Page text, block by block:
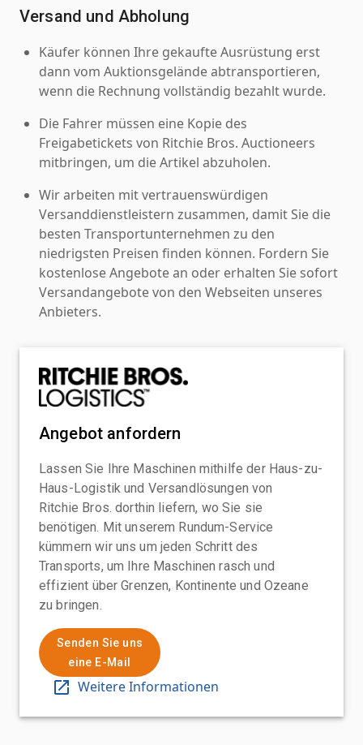
Versand und Abholung
Käufer können Ihre gekaufte Ausrüstung erst
dann vom Auktionsgelände abtransportieren,
wenn die Rechnung vollständig bezahlt wurde.
Die Fahrer müssen eine Kopie des
Freigabetickets von Ritchie Bros. Auctioneers
mitbringen, um die Artikel abzuholen.
Wir arbeiten mit vertrauenswürdigen
Versanddienstleistern zusammen, damit Sie die
besten Transportunternehmen zu den
niedrigsten Preisen finden können. Fordern Sie
kostenlose Angebote an oder erhalten Sie sofort
Versandangebote von den Webseiten unseres
Anbieters.
Angebot anfordern
Lassen Sie Ihre Maschinen mithilfe der Haus-zu-
Haus-Logistik und Versandlösungen von
Ritchie Bros. dorthin liefern, wo Sie sie
benötigen. Mit unserem Rundum-Service
kümmern wir uns um jeden Schritt des
Transports, um Ihre Maschinen rasch und
effizient über Grenzen, Kontinente und Ozeane
zu bringen.
Senden Sie uns
eine E-Mail
Weitere Informationen